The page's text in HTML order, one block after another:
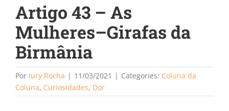
Artigo 43 – As
Mulheres–Girafas da
Birmânia
Por Iury Rocha | 11/03/2021 | Categories: Coluna da
Coluna, Curiosidades, Dor